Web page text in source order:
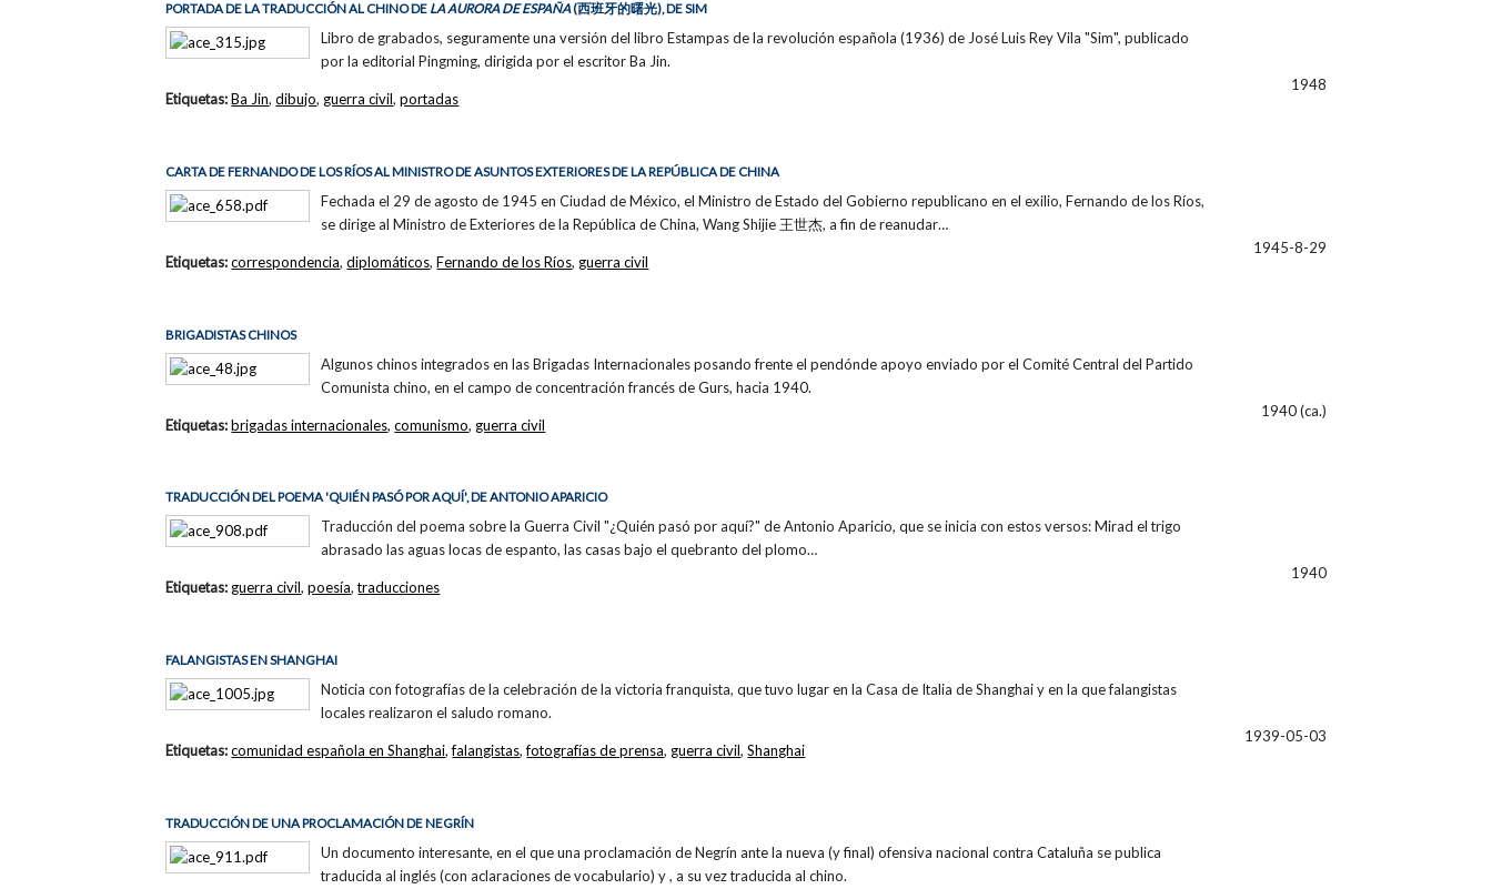
PORTADA DE LA TRADUCCIÓN AL CHINO DE LA AURORA DE ESPAÑA(西班牙的曙光), DE SIM
Libro de grabados, seguramente una versión del libro Estampas de la revolución española (1936) de José Luis Rey Vila "Sim", publicado
por la editorial Pingming, dirigida por el escritor Ba Jin.
1948
Etiquetas:Ba Jin,dibujo, guerra civil,portadas
CARTA DE FERNANDO DE LOS RÍOS AL MINISTRO DE ASUNTOS EXTERIORES DE LA REPÚBLICA DE CHINA
Fechada el 29 de agosto de 1945 en Ciudad de México, el Ministro de Estado del Gobierno republicano en el exilio, Fernando de los Ríos,
se dirige al Ministro de Exteriores de la República de China, Wang Shijie 王世杰, a fin de reanudar…
1945-8-29
Etiquetas:correspondencia,diplomáticos,Fernando de los Ríos, guerra civil
BRIGADISTAS CHINOS
Algunos chinos integrados en las Brigadas Internacionales posando frente el pendónde apoyo enviado por el Comité Central del Partido
Comunista chino, en el campo de concentración francés de Gurs, hacia 1940.
1940 (ca.)
Etiquetas:brigadas internacionales,comunismo, guerra civil
TRADUCCIÓN DEL POEMA 'QUIÉN PASÓ POR AQUÍ', DE ANTONIO APARICIO
Traducción del poema sobre la Guerra Civil "¿Quién pasó por aquí?" de Antonio Aparicio, que se inicia con estos versos: Mirad el trigo
abrasado las aguas locas de espanto, las casas bajo el quebranto del plomo…
1940
Etiquetas: guerra civil,poesía,traducciones
FALANGISTAS EN SHANGHAI
Noticia con fotografías de la celebración de la victoria franquista, que tuvo lugar en la Casa de Italia de Shanghai y en la que falangistas
locales realizaron el saludo romano.
1939-05-03
Etiquetas:comunidad española en Shanghai,falangistas,fotografías de prensa, guerra civil,Shanghai
TRADUCCIÓN DE UNA PROCLAMACIÓN DE NEGRÍN
Un documento interesante, en el que una proclamación de Negrín ante la nueva (y final) ofensiva nacional contra Cataluña se publica
traducida al inglés (con aclaraciones de vocabulario) y , a su vez traducida al chino.